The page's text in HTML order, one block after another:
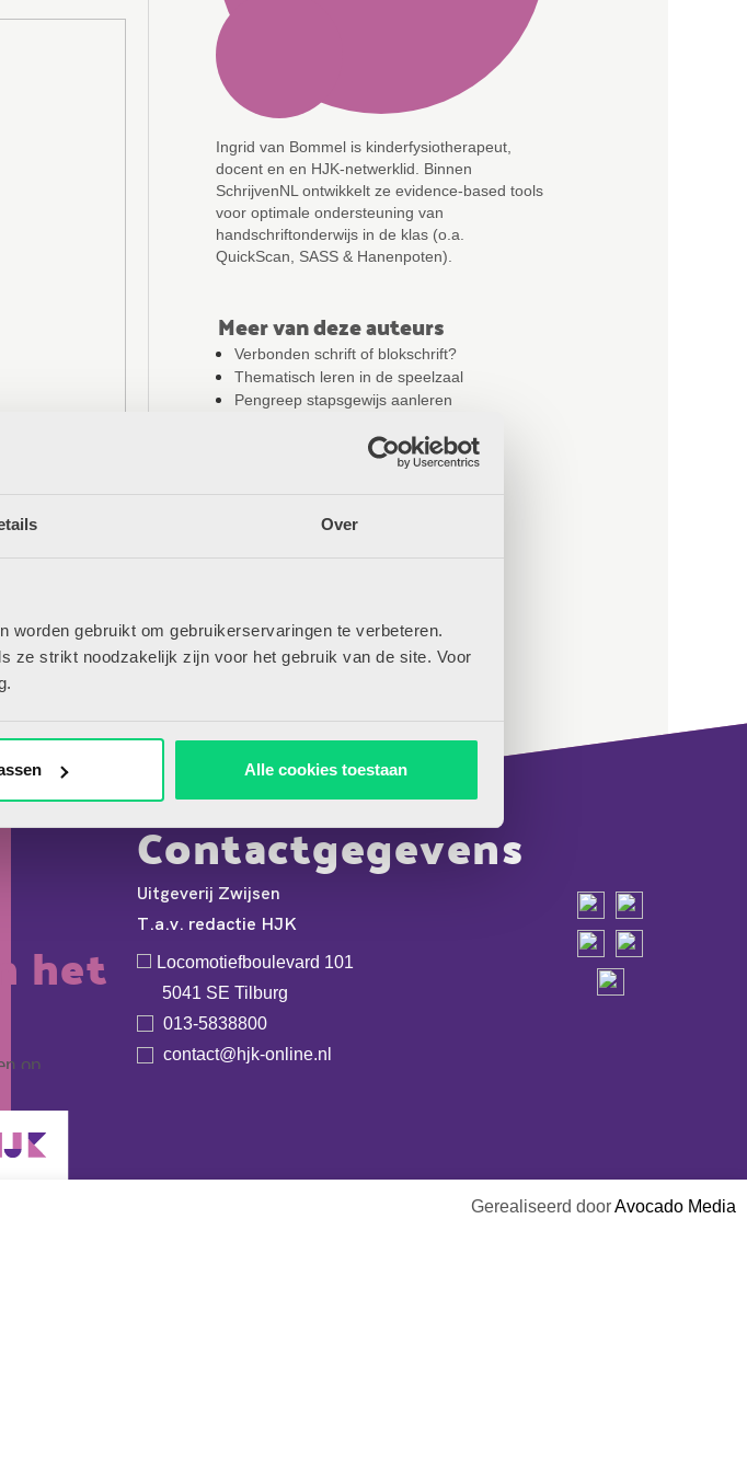
Over
gebruikt om gebruikerservaringen te verbeteren.
ze strikt noodzakelijk zijn voor het gebruik van de site. Voor
Alle cookies toestaan
nog
bij de
het
op
Ingrid van Bommel is kinderfysiotherapeut,
docent en en HJK-netwerklid. Binnen
SchrijvenNL ontwikkelt ze evidence-based tools
voor optimale ondersteuning van
handschriftonderwijs in de klas (o.a.
QuickScan, SASS & Hanenpoten).
Meer van deze auteurs
Verbonden schrift of blokschrift?
Thematisch leren in de speelzaal
Pengreep stapsgewijs aanleren
Gerelateerde artikelen
Aan de slag: Vang de schaduw!
Contactgegevens
Uitgeverij Zwijsen
T.a.v. redactie HJK
Locomotiefboulevard 101
5041 SE Tilburg
013-5838800
contact@hjk-online.nl
Gerealiseerd doorAvocado Media